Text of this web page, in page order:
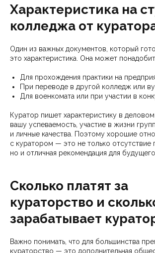
Характеристика на
колледжа от
Один из важных документов, который
это характеристика. Она может
Для прохождения практики на
При переводе в другой колледж или
Для военкомата или при участии в
Куратор пишет характеристику в деловом
вашу успеваемость, участие в жизни
и личные качества. Поэтому хорошие
с куратором — это не только отсутствие
но и отличная рекомендация для
Сколько платят за
кураторство и
зарабатывает
Важно понимать, что для большинства
кураторство — это дополнительная